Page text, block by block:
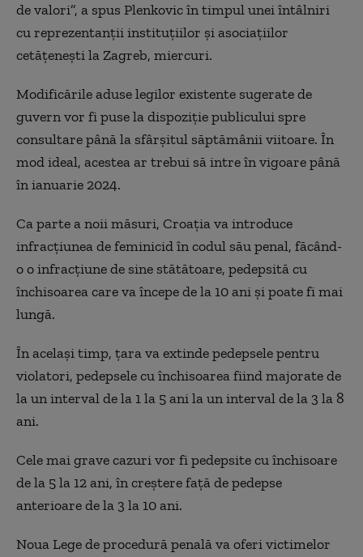
de valori”, a spus Plenkovic în timpul unei întâlniri
cu reprezentanții instituțiilor și asociațiilor
cetățenești la Zagreb, miercuri.
Modificările aduse legilor existente sugerate de
guvern vor fi puse la dispoziție publicului spre
consultare până la sfârșitul săptămânii viitoare. În
mod ideal, acestea ar trebui să intre în vigoare până
în ianuarie 2024.
Ca parte a noii măsuri, Croația va introduce
infracțiunea de feminicid în codul său penal, făcând-
o o infracțiune de sine stătătoare, pedepsită cu
închisoarea care va începe de la 10 ani și poate fi mai
lungă.
În același timp, țara va extinde pedepsele pentru
violatori, pedepsele cu închisoarea fiind majorate de
la un interval de la 1 la 5 ani la un interval de la 3 la 8
ani.
Cele mai grave cazuri vor fi pedepsite cu închisoare
de la 5 la 12 ani, în creștere față de pedepse
anterioare de la 3 la 10 ani.
Noua Lege de procedură penală va oferi victimelor